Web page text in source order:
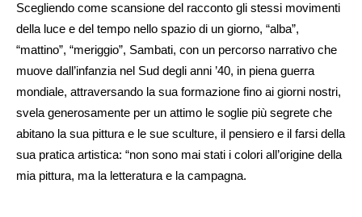
Scegliendo come scansione del racconto gli stessi movimenti
della luce e del tempo nello spazio di un giorno, “alba”,
“mattino”, “meriggio”, Sambati, con un percorso narrativo che
muove dall’infanzia nel Sud degli anni ’40, in piena guerra
mondiale, attraversando la sua formazione fino ai giorni nostri,
svela generosamente per un attimo le soglie più segrete che
abitano la sua pittura e le sue sculture, il pensiero e il farsi della
sua pratica artistica: “non sono mai stati i colori all’origine della
mia pittura, ma la letteratura e la campagna.